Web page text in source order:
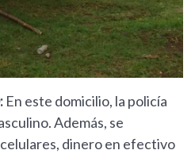
En este domicilio, la policía
Además, se
dinero en efectivo